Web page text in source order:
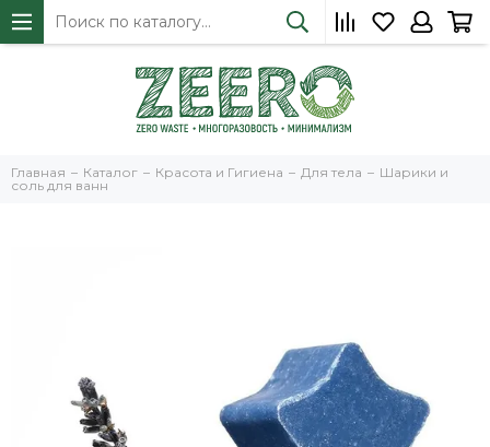
Главная Каталог Красота и Гигиена Для тела
Шарики и
соль для ванн